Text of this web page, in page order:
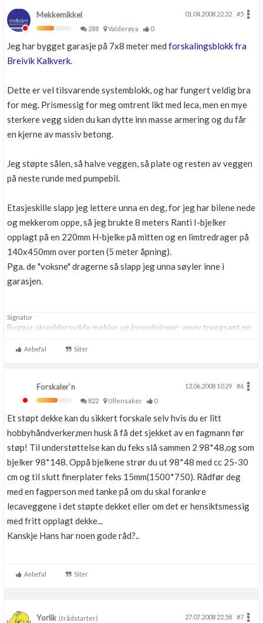
Mekkemikkel 01.04.2008 22.32
#5
288
Valderøya 0
Jeg har bygget garasje på 7x8 meter med forskalingsblokk fra
Breivik Kalkverk.
Dette er vel tilsvarende systemblokk, og har fungert veldig bra
for meg. Prismessig for meg omtrent likt med leca, men en mye
sterkere vegg siden du kan dytte inn masse armering og du får
en kjerne av massiv betong.
Jeg støpte sålen, så halve veggen, så plate og resten av veggen
på neste runde med pumpebil.
Etasjeskille slapp jeg lettere unna en deg, for jeg har bilene nede
og mekkerom oppe, så jeg brukte 8 meters Ranti I-bjelker
opplagt på en 220mm H-bjelke på mitten og en limtredrager på
140x450mm over porten (5 meter åpning).
Pga. de "voksne" dragerne så slapp jeg unna søyler inne i
garasjen.
Signatur
Bygger skreddersydde møbler og innredninger: www.treogsant.no
Anbefal Siter
Forskaler`n 13.06.2008 10.29
#6
822
Ullensaker 0
Et støpt dekke kan du sikkert forskale selv hvis du er litt
hobbyhåndverker,men husk å få det sjekket av en fagmann før
støp! Til understøttelse kan du feks slå sammen 2 98*48,og som
bjelker 98*148. Oppå bjelkene strør du ut 98*48 med cc 25-30
cm og til slutt finerplater feks 15mm(1500*750). Rådfør deg
med en fagperson med tanke på om du skal forankre
lecaveggene i det støpte dekket eller om det er hensiktsmessig
med fritt opplagt dekke...
Kanskje Hans har noen gode råd?..
Anbefal Siter
Yorlik (trådstarter) 27.07.2008 22.58
#7